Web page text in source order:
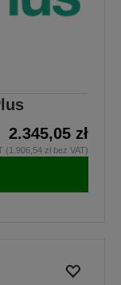
2.345,05 zł
(1.906,54 zł bez VAT)